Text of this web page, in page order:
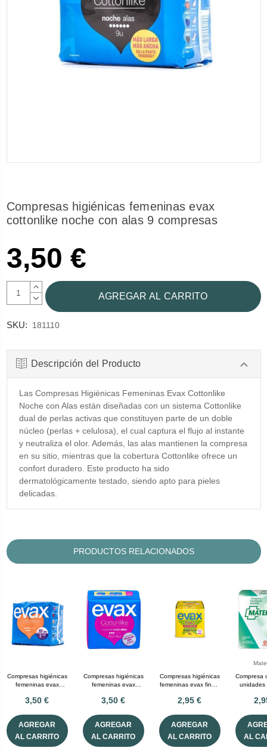
Compresas higiénicas femeninas evax
cottonlike noche con alas 9 compresas
3,50 €
AUMENTAR
CANTIDAD:
DISMINUIR
CANTIDAD:
SKU: 181110
Descripción del Producto
Las Compresas Higiénicas Femeninas Evax Cottonlike
Noche con Alas están diseñadas con un sistema Cottonlike
dual de perlas activas que constituyen parte de un doble
núcleo (perlas + celulosa), el cual captura el flujo al instante
y neutraliza el olor. Además, las alas mantienen la compresa
en su sitio, mientras que la cobertura Cottonlike ofrece un
confort duradero. Este producto ha sido
dermatológicamente testado, siendo apto para pieles
delicadas.
PRODUCTOS RELACIONADOS
Compresas higiénicas
femeninas evax
alas 12 compresas
3,50 €
AGREGAR
AL CARRITO
Compresas higiénicas
femeninas evax
alas 16 compresas
3,50 €
AGREGAR
AL CARRITO
Compresas higiénicas
femeninas evax fina y
compresas
2,95 €
AGREGAR
AL CARRITO
Compresa
unidades
AL